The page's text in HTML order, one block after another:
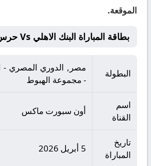
الموقعة.
بطاقة المباراة البنك الاهلي Vs حرس الحدود
البطولة
مصر, الدوري المصري -
- مجموعة الهبوط
اسم
القناة
أون سبورت ماكس
تاريخ
المباراة
5 أبريل 2026